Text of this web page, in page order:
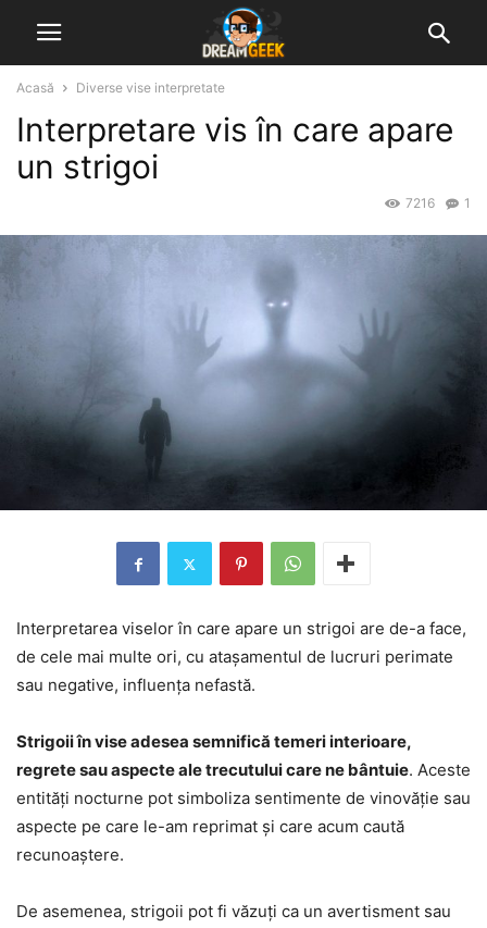
Acasă Diverse vise interpretate
Interpretare vis în care apare
un strigoi
1
7216
Interpretarea viselor în care apare un strigoi are de-a face,
de cele mai multe ori, cu atașamentul de lucruri perimate
sau negative, influența nefastă.
Strigoii în vise adesea semnifică temeri interioare,
regrete sau aspecte ale trecutului care ne bântuie. Aceste
entități nocturne pot simboliza sentimente de vinovăție sau
aspecte pe care le-am reprimat și care acum caută
recunoaștere.
De asemenea, strigoii pot fi văzuți ca un avertisment sau